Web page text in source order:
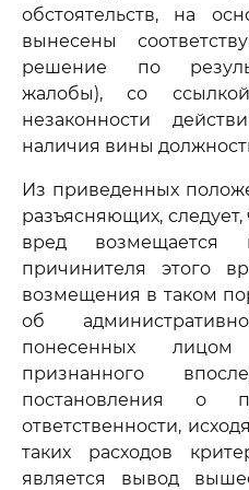
обстоятельств, на
вынесены
решение по
жалобы), со
незаконности
наличия вины
Из приведенных
разъясняющих,
вред
причинителя этого
возмещения в таком
об
понесенных
признанного
постановления о
ответственности,
таких расходов
является вывод